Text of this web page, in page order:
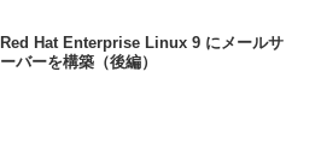
Red Hat Enterprise Linux 9 にメールサ
ーバーを構築（後編）